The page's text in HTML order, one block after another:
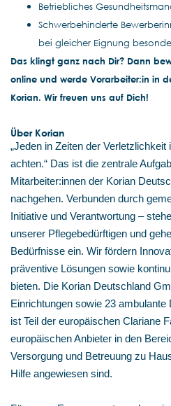
Betriebliches
Schwerbehinderte
bei gleicher Eignung
Das klingt ganz nach Dir? Dann
online und werde Vorarbeiter:in in
Korian. Wir freuen uns auf Dich!
Über Korian
„Jeden in Zeiten der
achten.“ Das ist die zentrale
Mitarbeiter:innen der Korian
nachgehen. Verbunden durch
Initiative und Verantwortung –
unserer Pflegebedürftigen und
Bedürfnisse ein. Wir fördern
präventive Lösungen sowie
bieten. Die Korian Deutschland
Einrichtungen sowie 23 ambulante
ist Teil der europäischen Clariane
europäischen Anbieter in den
Versorgung und Betreuung zu
Hilfe angewiesen sind.